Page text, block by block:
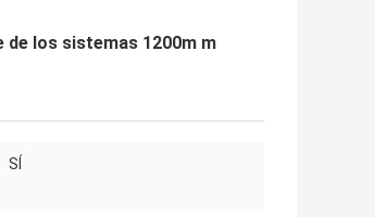
los sistemas 1200m m
SÍ